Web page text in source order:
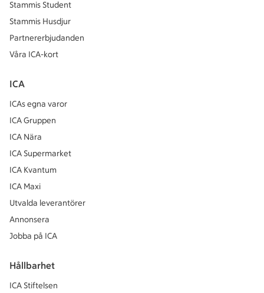
Stammis Student
Stammis Husdjur
Partnererbjudanden
Våra ICA-kort
ICA
ICAs egna varor
ICA Gruppen
ICA Nära
ICA Supermarket
ICA Kvantum
ICA Maxi
Utvalda leverantörer
Annonsera
Jobba på ICA
Hållbarhet
ICA Stiftelsen